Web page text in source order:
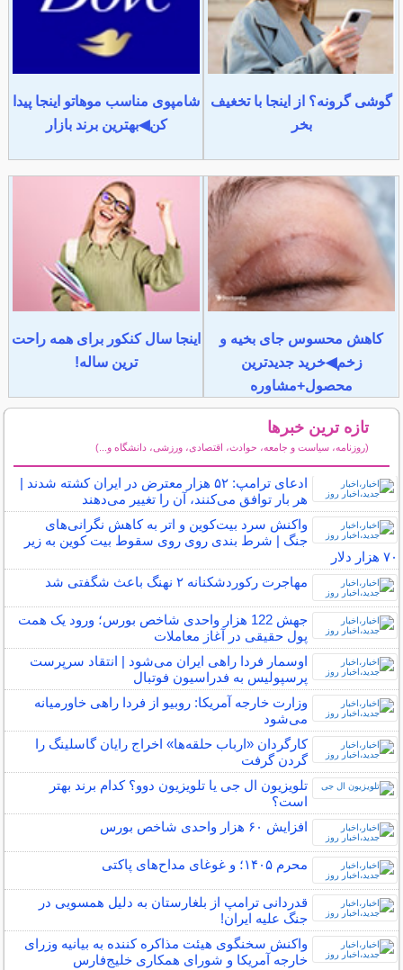
گوشی گرونه؟ از اینجا با تخغیف
بخر
شامپوی مناسب موهاتو اینجا پیدا
کن◀بهترین برند بازار
کاهش محسوس جای بخیه و
زخم◀خرید جدیدترین
محصول+مشاوره
اینجا سال کنکور برای همه راحت
ترین ساله!
تازه ترین خبرها
(روزنامه، سیاست و جامعه، حوادث، اقتصادی، ورزشی، دانشگاه و...)
ادعای ترامپ: ۵۲ هزار معترض در ایران کشته شدند |
هر بار توافق می‌کنند، آن را تغییر می‌دهند
واکنش سرد بیت‌کوین و اتر به کاهش نگرانی‌های
جنگ | شرط بندی روی روی سقوط بیت کوین به زیر
۷۰ هزار دلار
مهاجرت رکوردشکنانه ۲ نهنگ باعث شگفتی شد
جهش 122 هزار واحدی شاخص بورس؛ ورود یک همت
پول حقیقی در آغاز معاملات
اوسمار فردا راهی ایران می‌شود | انتقاد سرپرست
پرسپولیس به فدراسیون فوتبال
وزارت خارجه آمریکا: روبیو از فردا راهی خاورمیانه
می‌شود
کارگردان «ارباب حلقه‌ها» اخراج رایان گاسلینگ را
گردن گرفت
تلویزیون ال‌ جی یا تلویزیون دوو؟ کدام برند بهتر
است؟
افزایش ۶۰ هزار واحدی شاخص بورس
محرم ۱۴۰۵؛ و غوغای مداح‌های پاکتی
قدردانی ترامپ از بلغارستان به دلیل همسویی در
جنگ علیه ایران!
واکنش سخنگوی هیئت مذاکره کننده به بیانیه وزرای
خارجه آمریکا و شورای همکاری خلیج‌فارس